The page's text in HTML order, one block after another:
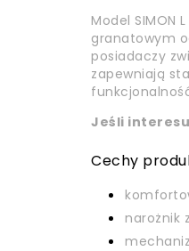
Model SIMON
granatowym
posiadaczy
zapewniają
Jeśli
Cechy
narożnik